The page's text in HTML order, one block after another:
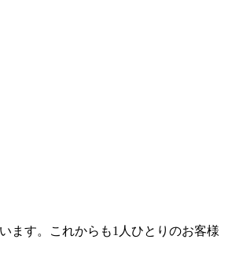
ます。これからも1人ひとりのお客様